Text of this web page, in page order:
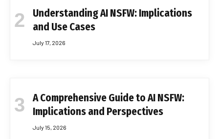
Understanding AI NSFW: Implications
and Use Cases
July 17, 2026
A Comprehensive Guide to AI NSFW:
Implications and Perspectives
July 15, 2026